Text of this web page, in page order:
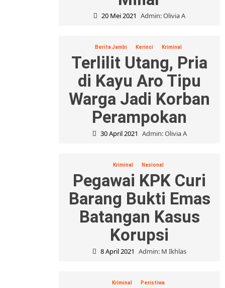
20 Mei 2021 Admin: Olivia A
Berita Jambi Kerinci Kriminal
Terlilit Utang, Pria
di Kayu Aro Tipu
Warga Jadi Korban
Perampokan
30 April 2021 Admin: Olivia A
Kriminal Nasional
Pegawai KPK Curi
Barang Bukti Emas
Batangan Kasus
Korupsi
8 April 2021 Admin: M Ikhlas
Kriminal Peristiwa